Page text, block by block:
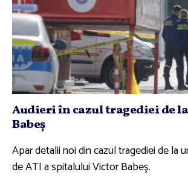
Audieri în cazul tragediei de
Babeş
Apar detalii noi din cazul tragediei de la
de ATI a spitalului Victor Babeş.